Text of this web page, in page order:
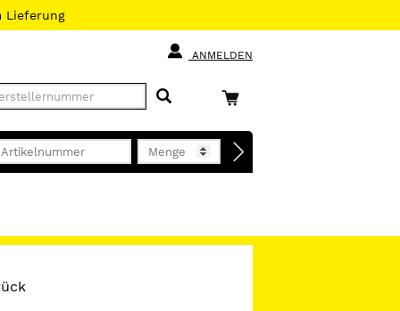
Lieferung
ANMELDEN